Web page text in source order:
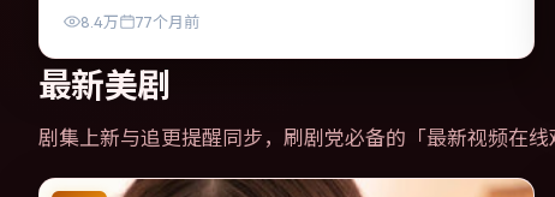
与细腻表演的观众。
8.4万 77个月前
最新美剧
剧集上新与追更提醒同步，刷剧党必备的「最新视频在线